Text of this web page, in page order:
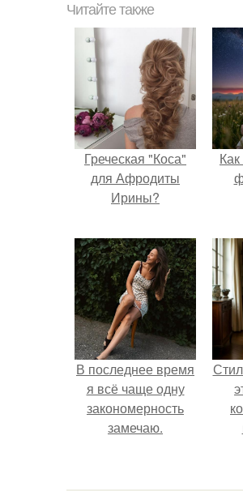
Читайте также
Греческая "Коса"
для Афродиты
Ирины?
В последнее время
я всё чаще одну
закономерность
замечаю.